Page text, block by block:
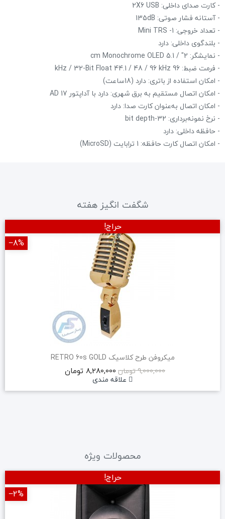
- کارت صدای داخلی: 2X6 USB
- آستانه فشار صوتی: 135dB
- تعداد خروجی: 1- Mini TRS
- بلندگوی داخلی: دارد
- نمایشگر: 2" / 5.1 cm Monochrome OLED
- فرمت ضبط: 96 kHz / 32-Bit Float 44.1 / 48 / 96 kHz
- امکان استفاده از باتری: دارد (18ساعت)
- امکان اتصال مستقیم به برق شهری: دارد با آداپتور AD 17
- امکان اتصال به‌عنوان کارت صدا: دارد
- نرخ نمونه‌برداری: 32-bit depth
- حافظه داخلی: دارد
- امکان اتصال کارت حافظه: 1 ترابایت (MicroSD)
شگفت انگیز هفته
میکروفن طرح کلاسیک RETRO 60s GOLD
9,000,000 تومان
8,280,000 تومان
علاقه مندی
حراج!
‎−8%
محصولات ویژه
حراج!
‎−2%